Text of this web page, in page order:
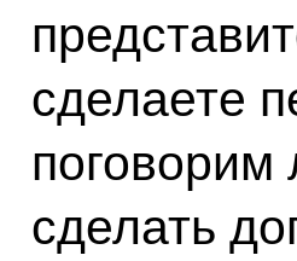
сделаете
поговорим
сделать